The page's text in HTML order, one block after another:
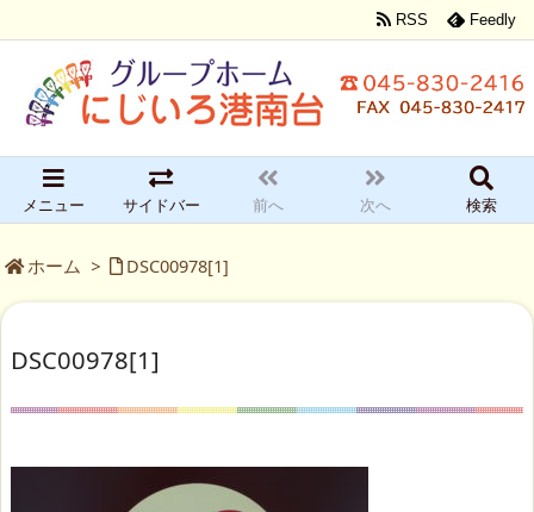
メニュー サイドバー 前へ 次へ 検索
RSS Feedly
ホーム > DSC00978[1]
DSC00978[1]